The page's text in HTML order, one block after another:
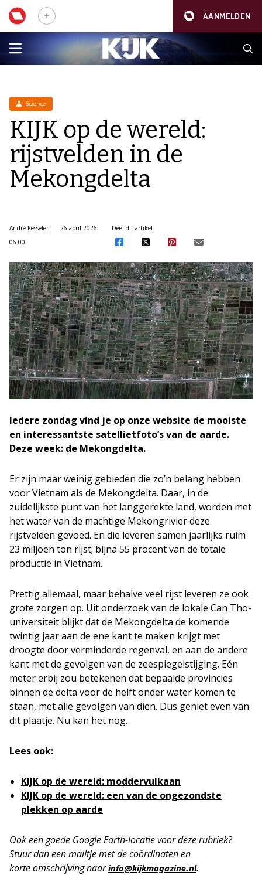
AANMELDEN
Science
KIJK op de wereld:
rijstvelden in de
Mekongdelta
André Kesseler
26 april 2026
06:00
Deel dit artikel:
Iedere zondag vind je op onze website de mooiste
en interessantste satellietfoto’s van de aarde.
Deze week: de Mekongdelta.
Er zijn maar weinig gebieden die zo’n belang hebben
voor Vietnam als de Mekongdelta. Daar, in de
zuidelijkste punt van het langgerekte land, worden met
het water van de machtige Mekongrivier deze
rijstvelden gevoed. En die leveren samen jaarlijks ruim
23 miljoen ton rijst; bijna 55 procent van de totale
productie in Vietnam.
Prettig allemaal, maar behalve veel rijst leveren ze ook
grote zorgen op. Uit onderzoek van de lokale Can Tho-
universiteit blijkt dat de Mekongdelta de komende
twintig jaar aan de ene kant te maken krijgt met
droogte door verminderde regenval, en aan de andere
kant met de gevolgen van de zeespiegelstijging. Eén
meter erbij zou betekenen dat bepaalde provincies
binnen de delta voor de helft onder water komen te
staan, met alle gevolgen van dien. Dus geniet even van
dit plaatje. Nu kan het nog.
Lees ook:
KIJK op de wereld: moddervulkaan
KIJK op de wereld: een van de ongezondste
plekken op aarde
Ook een goede Google Earth-locatie voor deze rubriek?
Stuur dan een mailtje met de coördinaten en
korteomschrijving naarinfo@kijkmagazine.nl.